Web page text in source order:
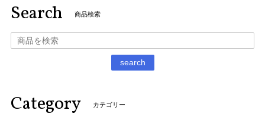
Search 商品検索
search
Category カテゴリー